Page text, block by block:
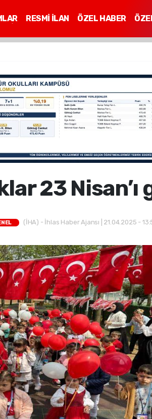
RESMİ İLAN ÖZEL HABER
23
(İHA) - İhlas Haber Ajansı | 21.04.2025 -